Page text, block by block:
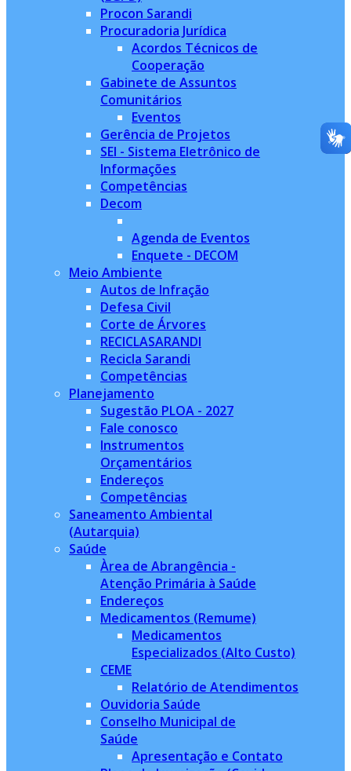
Procon Sarandi
Procuradoria Jurídica
Acordos Técnicos de
Cooperação
Gabinete de Assuntos
Comunitários
Eventos
Gerência de Projetos
SEI - Sistema Eletrônico de
Informações
Competências
Decom
Agenda de Eventos
Enquete - DECOM
Meio Ambiente
Autos de Infração
Defesa Civil
Corte de Árvores
RECICLASARANDI
Recicla Sarandi
Competências
Planejamento
Sugestão PLOA - 2027
Fale conosco
Instrumentos
Orçamentários
Endereços
Competências
Saneamento Ambiental
(Autarquia)
Saúde
Àrea de Abrangência -
Atenção Primária à Saúde
Endereços
Medicamentos (Remume)
Medicamentos
Especializados (Alto Custo)
CEME
Relatório de Atendimentos
Ouvidoria Saúde
Conselho Municipal de
Saúde
Apresentação e Contato